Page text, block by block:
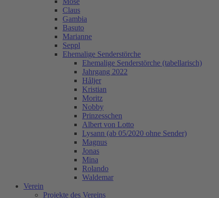
Claus
Gambia
Basuto
Marianne
Seppl
Ehemalige Senderstörche
Ehemalige Senderstörche (tabellarisch)
Jahrgang 2022
Håljer
Kristian
Moritz
Nobby
Prinzesschen
Albert von Lotto
Lysann (ab 05/2020 ohne Sender)
Magnus
Jonas
Mina
Rolando
Waldemar
Verein
Projekte des Vereins